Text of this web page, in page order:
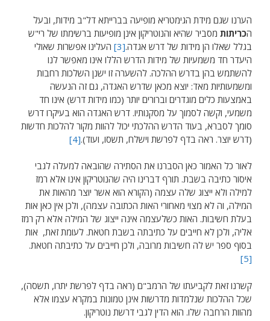
הערנו שגם מידת הגימטריא מופיעה בברייתא דל"ב מידות, ובעל
הכריתות מסביר שהיא והנוטריקון אינן מופיעות ברשימתו של רי"ש
בגלל שאלו הן מידות של דרש אגדה.[3]
העלינו אפשרות שאולי
היעדר חד משמעיות של מידות הדרש הללו אינו מאפשר לנו
להשתמש בהן בדרש ההלכה. להשערה זו ישנן השלכות רחבות
ומשמעותיות מאד: יוצא מכאן שדרש האגדה, גם זה הנעשה
באמצעות כלים מוגדרים וברורים יותר (כמו מידות דרש) אינו חד
משמעי, וקשה לסמוך על מסקנותיו. דרש האגדה הוא בעיקרו דרש
סומך לסברא, בעוד הדרש ההלכתי יכול להוות מקור להלכות חדשות
(דרש יוצר. ראה בדף לפרשת וישלח, תשסו, ועוד).[4]
לאור כל האמור כאן הסברנו את הסתירה שהובאה למעלה לגבי
איסור כתיבה בשבת. תורף דברינו היה שהנוטריקון אינו אלא רמז
למילה ולא ייצוג שלה עצמה (הקורא הוא אשר יוצר מהאות את
המילה, וה לא מצוי מאחורי האות הכתובה עצמה), ולכן אין כאן אות
בעלת חשיבות. האות כשלעצמה אינה ייצוג של המילה אלא רק רמז
אליה, ולכן לא חייבים על כתיבתה בשבת חטאת. לעומת זאת, אות
בסוף ספר יש לה חשיבות מרובה, ולכן חייבים על כתיבתה חטאת.
[5]
קשרנו זאת לקביעתו של הרמב"ם (ראה בדף לפרשת יתרו, תשסה),
שכל ההלכות שנלמדות מדרשות אינן טמונות במקרא עצמו אלא
מהוות הרחבה שלו. הוא הדין לגבי דרשת נוטריקון.